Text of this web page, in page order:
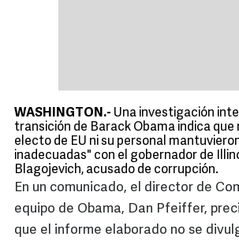
WASHINGTON.- Una investigación
transición de Barack Obama indica que
electo de EU ni su personal
inadecuadas" con el gobernador de
Blagojevich, acusado de corrupción.
En un comunicado, el director de
equipo de Obama, Dan Pfeiffer,
que el informe elaborado no se